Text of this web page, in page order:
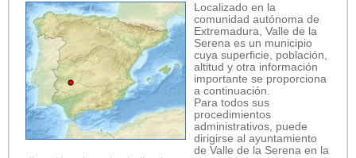
Localizado en la
comunidad autónoma de
Extremadura, Valle de la
Serena es un municipio
cuya superficie, población,
altitud y otra información
importante se proporciona
a continuación.
Para todos sus
procedimientos
administrativos, puede
dirigirse al ayuntamiento
de Valle de la Serena en la